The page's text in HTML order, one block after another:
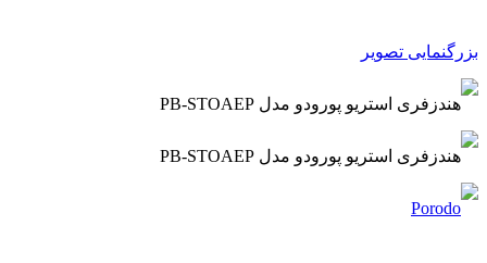
بزرگنمایی تصویر